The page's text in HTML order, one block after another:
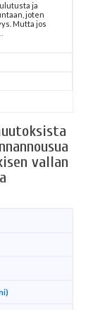
ja
joten
Mutta jos
vallan